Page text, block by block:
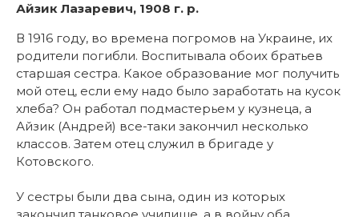
Айзик Лазаревич, 1908 г. р.
В 1916 году, во времена погромов на Украине, их
родители погибли. Воспитывала обоих братьев
старшая сестра. Какое образование мог получить
мой отец, если ему надо было заработать на кусок
хлеба? Он работал подмастерьем у кузнеца, а
Айзик (Андрей) все-таки закончил несколько
классов. Затем отец служил в бригаде у
Котовского.
У сестры были два сына, один из которых